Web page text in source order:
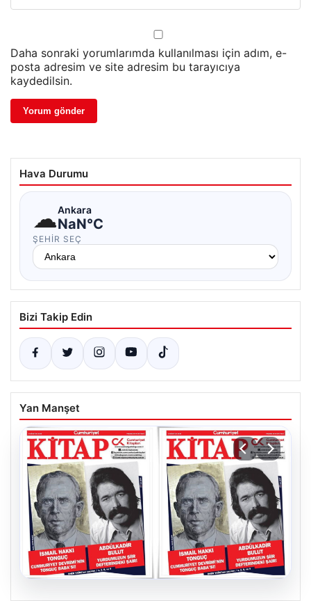
Daha sonraki yorumlarımda kullanılması için adım, e-
posta adresim ve site adresim bu tarayıcıya
kaydedilsin.
Hava Durumu
☁Ankara
NaN°C
ŞEHIR SEÇ
Bizi Takip Edin
Yan Manşet
05.08.2026